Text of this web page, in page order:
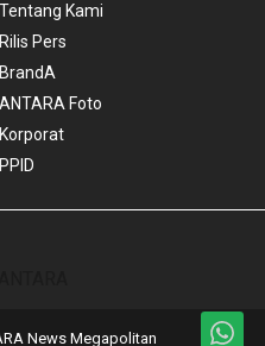
Tentang Kami
Rilis Pers
BrandA
ANTARA Foto
Korporat
PPID
News Megapolitan